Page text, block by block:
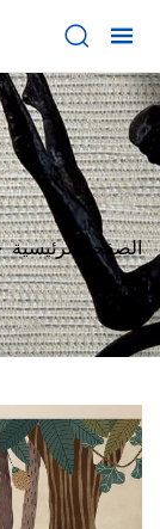
الصفحة الرئيسية